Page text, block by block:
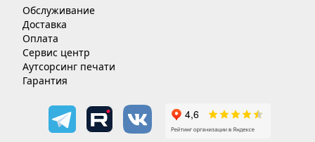
Обслуживание
Доставка
Оплата
Сервис центр
Аутсорсинг печати
Гарантия